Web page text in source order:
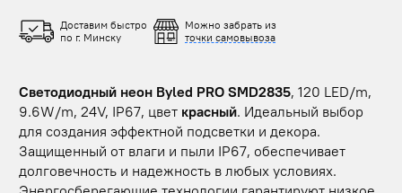
Доставим быстро
по г. Минску
Можно забрать из
точки самовывоза
Светодиодный неон Byled PRO SMD2835, 120 LED/m,
9.6W/m, 24V, IP67, цвет красный. Идеальный выбор
для создания эффектной подсветки и декора.
Защищенный от влаги и пыли IP67, обеспечивает
долговечность и надежность в любых условиях.